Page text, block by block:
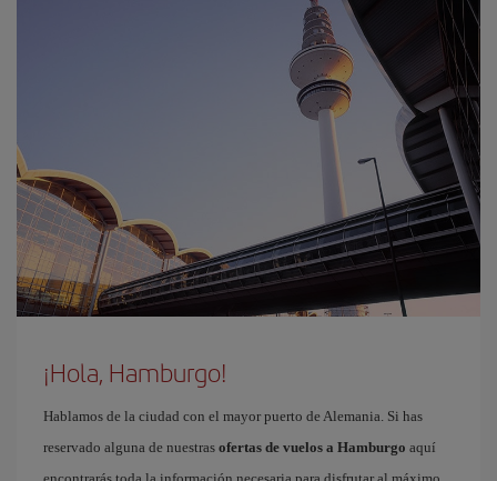
¡Hola, Hamburgo!
Hablamos de la ciudad con el mayor puerto de Alemania. Si has
reservado alguna de nuestras ofertas de vuelos a Hamburgo aquí